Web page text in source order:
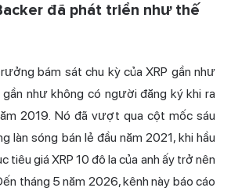
đã phát triển như thế
bám sát chu kỳ của XRP gần như
gần như không có người đăng ký khi ra
2019. Nó đã vượt qua cột mốc sáu
làn sóng bán lẻ đầu năm 2021, khi hầu
tiêu giá XRP 10 đô la của anh ấy trở nên
tháng 5 năm 2026, kênh này báo cáo